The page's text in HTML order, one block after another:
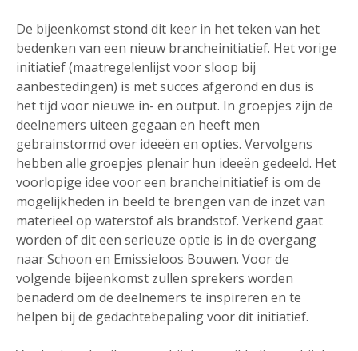
De bijeenkomst stond dit keer in het teken van het
bedenken van een nieuw brancheinitiatief. Het vorige
initiatief (maatregelenlijst voor sloop bij
aanbestedingen) is met succes afgerond en dus is
het tijd voor nieuwe in- en output. In groepjes zijn de
deelnemers uiteen gegaan en heeft men
gebrainstormd over ideeën en opties. Vervolgens
hebben alle groepjes plenair hun ideeën gedeeld. Het
voorlopige idee voor een brancheinitiatief is om de
mogelijkheden in beeld te brengen van de inzet van
materieel op waterstof als brandstof. Verkend gaat
worden of dit een serieuze optie is in de overgang
naar Schoon en Emissieloos Bouwen. Voor de
volgende bijeenkomst zullen sprekers worden
benaderd om de deelnemers te inspireren en te
helpen bij de gedachtebepaling voor dit initiatief.